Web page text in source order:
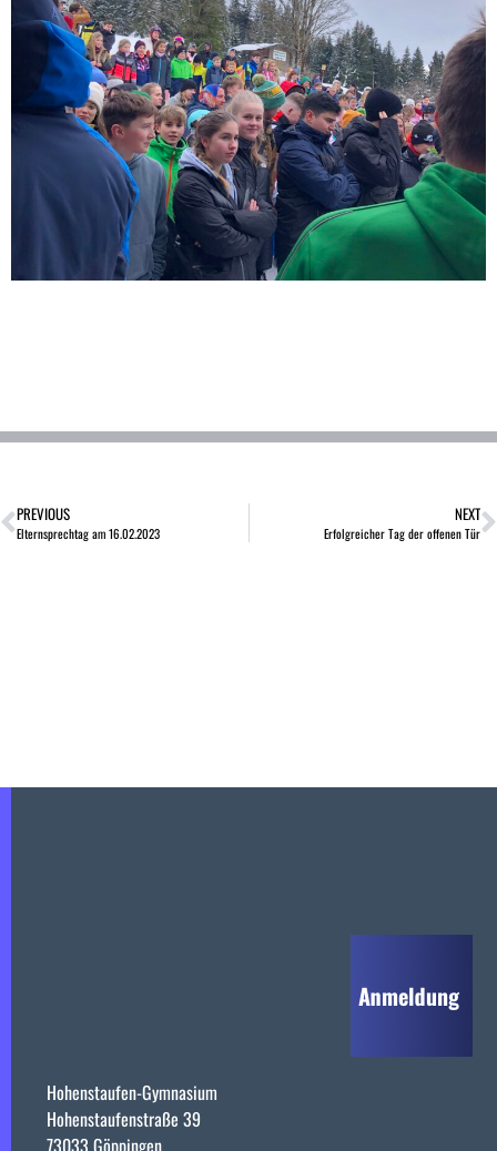
PREVIOUS
Elternsprechtag am 16.02.2023
NEXT
Erfolgreicher Tag der offenen Tür
Hohenstaufen-Gymnasium
Hohenstaufenstraße 39